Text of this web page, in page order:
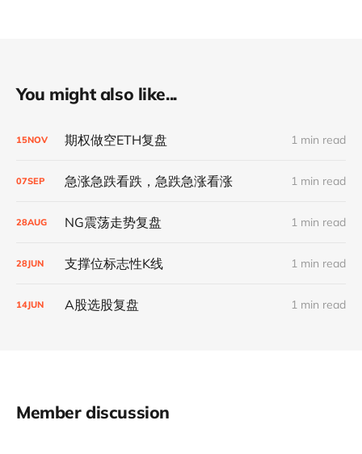
You might also like...
15NOV 期权做空ETH复盘 1 min read
07SEP 急涨急跌看跌，急跌急涨看涨 1 min read
28AUG NG震荡走势复盘 1 min read
28JUN 支撑位标志性K线 1 min read
14JUN A股选股复盘 1 min read
Member discussion